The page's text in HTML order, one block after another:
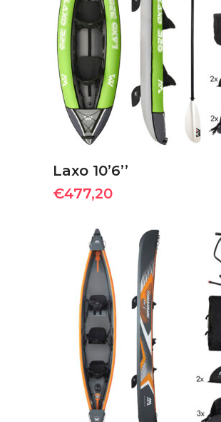
ΠΡΟΣΘΉΚΗ ΣΤΟ ΚΑΛΆΘΙ
Laxo 10’6’’
€477,20
ΠΡΟΣΘΉΚΗ ΣΤΟ ΚΑΛΆΘΙ